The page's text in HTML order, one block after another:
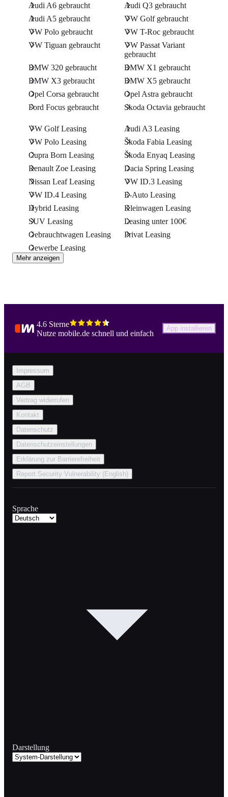
Audi A6 gebraucht
Audi Q3 gebraucht
Audi A5 gebraucht
VW Golf gebraucht
VW Polo gebraucht
VW T-Roc gebraucht
VW Tiguan gebraucht
VW Passat Variant
gebraucht
BMW 320 gebraucht
BMW X1 gebraucht
BMW X3 gebraucht
BMW X5 gebraucht
Opel Corsa gebraucht
Opel Astra gebraucht
Ford Focus gebraucht
Skoda Octavia gebraucht
VW Golf Leasing
Audi A3 Leasing
VW Polo Leasing
Škoda Fabia Leasing
Cupra Born Leasing
Škoda Enyaq Leasing
Renault Zoe Leasing
Dacia Spring Leasing
Nissan Leaf Leasing
VW ID.3 Leasing
VW ID.4 Leasing
E-Auto Leasing
Hybrid Leasing
Kleinwagen Leasing
SUV Leasing
Leasing unter 100€
Gebrauchtwagen Leasing
Privat Leasing
Gewerbe Leasing
Mehr anzeigen
4.6 Sterne
Nutze mobile.de schnell und einfach
App installieren
Impressum
AGB
Vertrag widerrufen
Kontakt
Datenschutz
Datenschutzeinstellungen
Erklärung zur Barrierefreiheit
Report Security Vulnerability (English)
Sprache
Darstellung